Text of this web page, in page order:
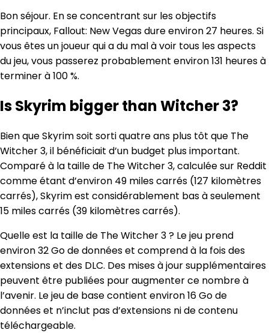
Bon séjour. En se concentrant sur les objectifs
principaux, Fallout: New Vegas dure environ 27 heures. Si
vous êtes un joueur qui a du mal à voir tous les aspects
du jeu, vous passerez probablement environ 131 heures à
terminer à 100 %.
Is Skyrim bigger than Witcher 3?
Bien que Skyrim soit sorti quatre ans plus tôt que The
Witcher 3, il bénéficiait d’un budget plus important.
Comparé à la taille de The Witcher 3, calculée sur Reddit
comme étant d’environ 49 miles carrés (127 kilomètres
carrés), Skyrim est considérablement bas à seulement
15 miles carrés (39 kilomètres carrés).
Quelle est la taille de The Witcher 3 ? Le jeu prend
environ 32 Go de données et comprend à la fois des
extensions et des DLC. Des mises à jour supplémentaires
peuvent être publiées pour augmenter ce nombre à
l’avenir. Le jeu de base contient environ 16 Go de
données et n’inclut pas d’extensions ni de contenu
téléchargeable.